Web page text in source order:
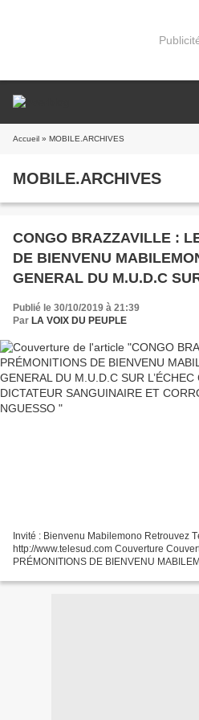
Accueil » MOBILE.ARCHIVES
MOBILE.ARCHIVES
CONGO BRAZZAVILLE :
DE BIENVENU
GENERAL DU M.U.D.C
DU VIEUX DICTATEUR
CORROMPU Denis
Publié le 30/10/2019 à 21:39
Par LA VOIX DU PEUPLE
Invité : Bienvenu Mabilemono Retrouvez
http://www.telesud.com Couverture
PRÉMONITIONS DE BIENVENU
SANGUINAIRE...